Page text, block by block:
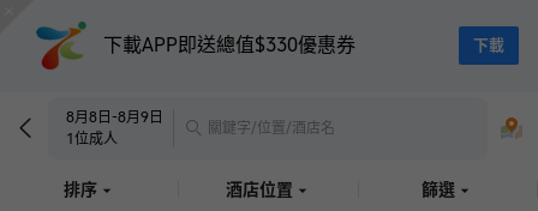
下載APP即送總值$330優惠券 下載
8月8日 -8月9日
1位成人
關鍵字/位置/酒店名
排序 酒店位置 篩選